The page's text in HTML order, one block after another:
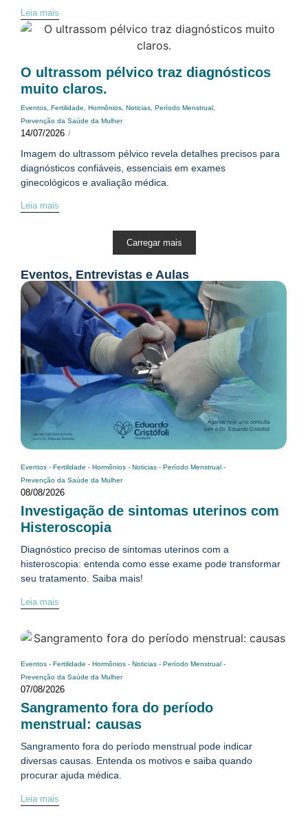
Leia mais
O ultrassom pélvico traz diagnósticos
muito claros.
Eventos Fertilidade Hormônios Noticias Período Menstrual
Prevenção da Saúde da Mulher
14/07/2026 /
Imagem do ultrassom pélvico revela detalhes precisos para
diagnósticos confiáveis, essenciais em exames
ginecológicos e avaliação médica.
Leia mais
Carregar mais
Eventos, Entrevistas e Aulas
Eventos - Fertilidade - Hormônios - Noticias - Período Menstrual -
Prevenção da Saúde da Mulher
08/08/2026
Investigação de sintomas uterinos com
Histeroscopia
Diagnóstico preciso de sintomas uterinos com a
histeroscopia: entenda como esse exame pode transformar
seu tratamento. Saiba mais!
Leia mais
Eventos - Fertilidade - Hormônios - Noticias - Período Menstrual -
Prevenção da Saúde da Mulher
07/08/2026
Sangramento fora do período
menstrual: causas
Sangramento fora do período menstrual pode indicar
diversas causas. Entenda os motivos e saiba quando
procurar ajuda médica.
Leia mais